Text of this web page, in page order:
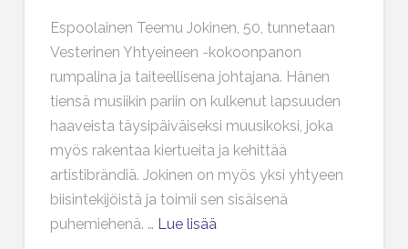
Espoolainen Teemu Jokinen, 50, tunnetaan
Vesterinen Yhtyeineen -kokoonpanon
rumpalina ja taiteellisena johtajana. Hänen
tiensä musiikin pariin on kulkenut lapsuuden
haaveista täysipäiväiseksi muusikoksi, joka
myös rakentaa kiertueita ja kehittää
artistibrändiä. Jokinen on myös yksi yhtyeen
biisintekijöistä ja toimii sen sisäisenä
puhemiehenä. … Lue lisää